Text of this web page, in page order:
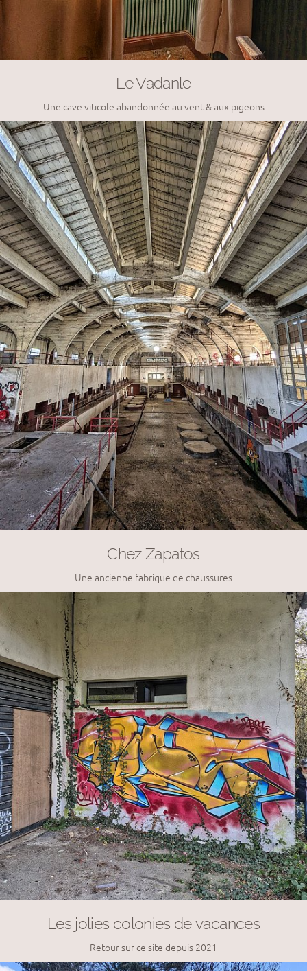
Le Vadanle
Une cave viticole abandonnée au vent & aux pigeons
Chez Zapatos
Une ancienne fabrique de chaussures
Les jolies colonies de vacances
Retour sur ce site depuis 2021